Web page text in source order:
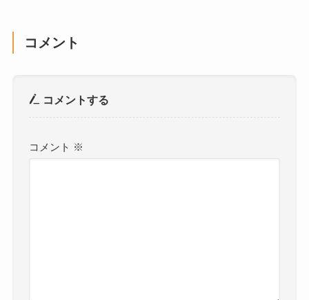
コメント
コメントする
コメント ※